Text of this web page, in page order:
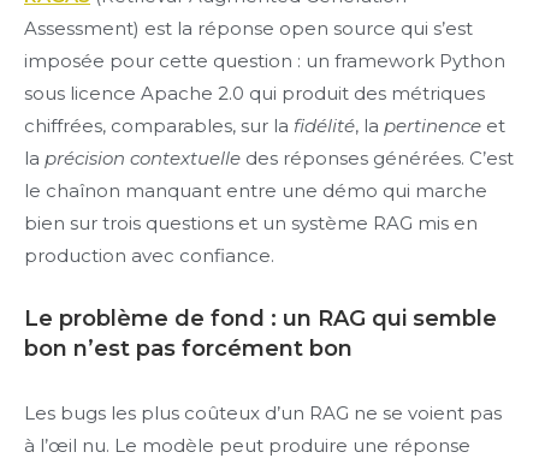
Assessment) est la réponse open source qui s’est
imposée pour cette question : un framework Python
sous licence Apache 2.0 qui produit des métriques
chiffrées, comparables, sur la fidélité, la pertinence et
la précision contextuelle des réponses générées. C’est
le chaînon manquant entre une démo qui marche
bien sur trois questions et un système RAG mis en
production avec confiance.
Le problème de fond : un RAG qui semble
bon n’est pas forcément bon
Les bugs les plus coûteux d’un RAG ne se voient pas
à l’œil nu. Le modèle peut produire une réponse